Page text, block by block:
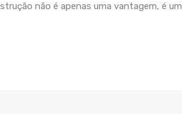
não é apenas uma vantagem, é um